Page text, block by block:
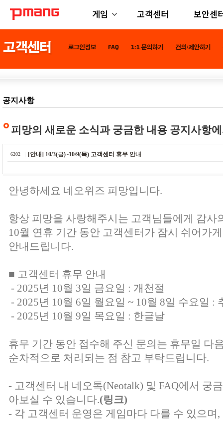
게임 고객센터 보안센
공지사항
피망의 새로운 소식과 궁금한 내용 공지사항
6202 [안내] 10/3(금)~10/9(목) 고객센터 휴무 안내
안녕하세요 네오위즈 피망입니다.
항상 피망을 사랑해주시는 고객님들에게 감사
10월 연휴 기간 동안 고객센터가 잠시 쉬어가
안내드립니다.
■ 고객센터 휴무 안내
- 2025년 10월 3일 금요일 : 개천절
- 2025년 10월 6일 월요일 ~ 10월 8일 수요일 :
- 2025년 10월 9일 목요일 : 한글날
휴무 기간 동안 접수해 주신 문의는 휴무일 다
순차적으로 처리되는 점 참고 부탁드립니다.
- 고객센터 내 네오톡(Neotalk) 및 FAQ에서 궁
아보실 수 있습니다.(링크)
- 각 고객센터 운영은 게임마다 다를 수 있으며